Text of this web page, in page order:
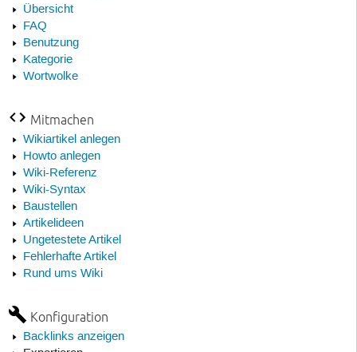
Übersicht
FAQ
Benutzung
Kategorie
Wortwolke
Mitmachen
Wikiartikel anlegen
Howto anlegen
Wiki-Referenz
Wiki-Syntax
Baustellen
Artikelideen
Ungetestete Artikel
Fehlerhafte Artikel
Rund ums Wiki
Konfiguration
Backlinks anzeigen